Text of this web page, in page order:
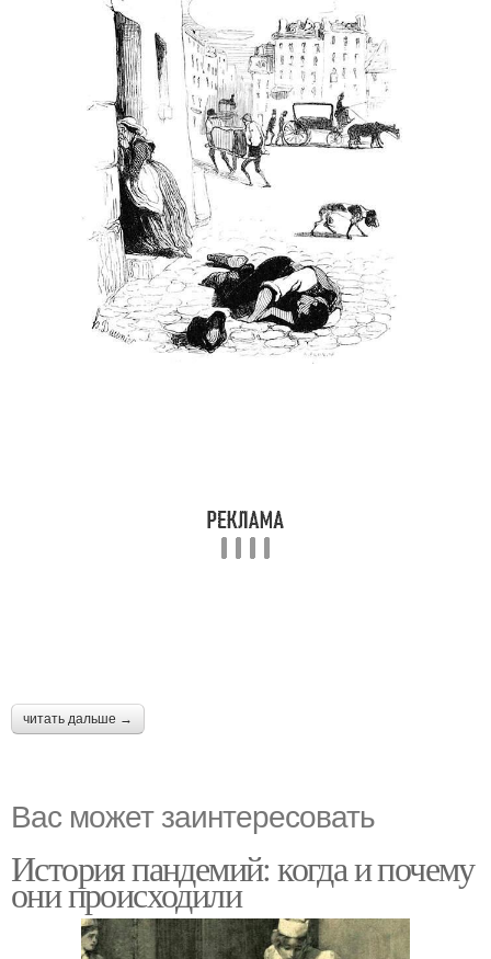
читать дальше →
Вас может заинтересовать
История пандемий: когда и почему
они происходили